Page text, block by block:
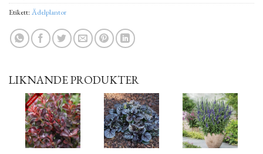
Etikett:Ädelplantor
LIKNANDE PRODUKTER